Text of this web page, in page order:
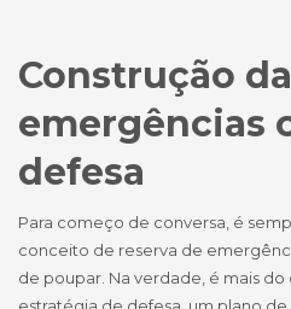
Construção
emergências
defesa
Para começo de conversa, é
conceito de reserva de
de poupar. Na verdade, é mais do